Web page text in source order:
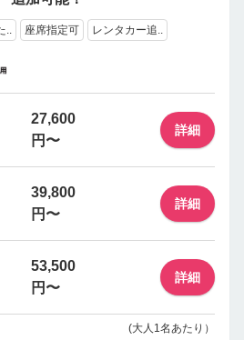
.. 座席指定可 レンタカー追..
27,600
円〜
詳細
39,800
円〜
詳細
53,500
円〜
詳細
(大人1名あたり）